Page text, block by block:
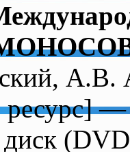
А.В.
диск